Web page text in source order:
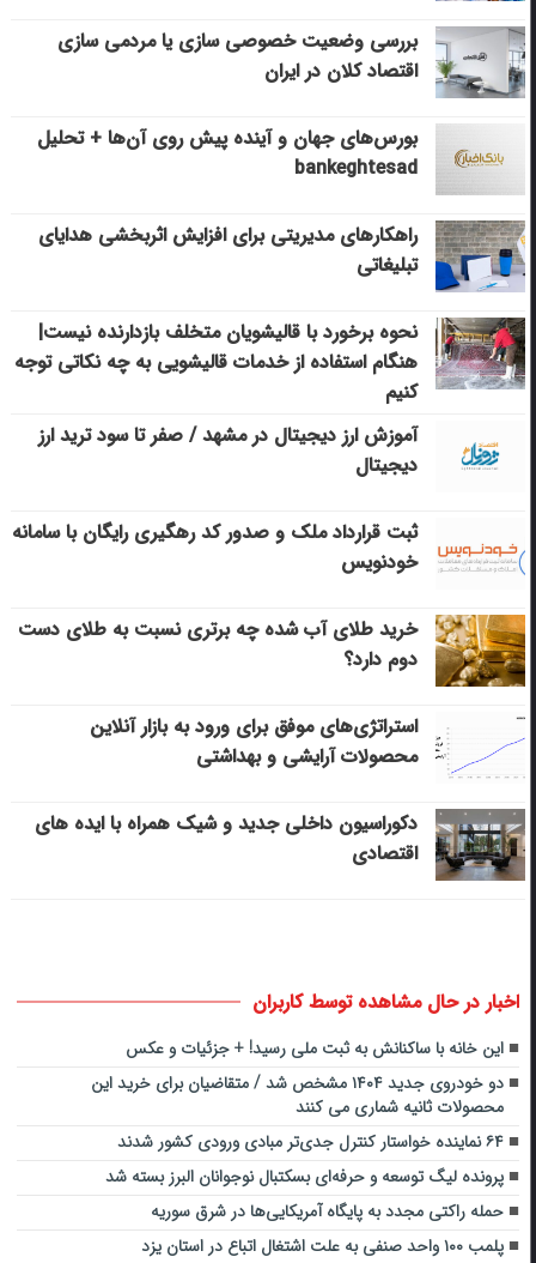
بررسی وضعیت خصوصی سازی یا مردمی سازی
اقتصاد کلان در ایران
بورس‌های جهان و آینده پیش روی آن‌ها + تحلیل
bankeghtesad
راهکارهای مدیریتی برای افزایش اثربخشی هدایای
تبلیغاتی
نحوه برخورد با قالیشویان متخلف بازدارنده نیست|
هنگام استفاده از خدمات قالیشویی به چه نکاتی توجه
کنیم
آموزش ارز دیجیتال در مشهد / صفر تا سود ترید ارز
دیجیتال
ثبت قرارداد ملک و صدور کد رهگیری رایگان با سامانه
خودنویس
خرید طلای آب شده چه برتری نسبت به طلای دست
دوم دارد؟
استراتژی‌های موفق برای ورود به بازار آنلاین
محصولات آرایشی و بهداشتی
دکوراسیون داخلی جدید و شیک همراه با ایده های
اقتصادی
اخبار در حال مشاهده توسط کاربران
این خانه با ساکنانش به ثبت ملی رسید! + جزئیات و عکس
دو خودروی جدید ۱۴۰۴ مشخص شد / متقاضیان برای خرید این
محصولات ثانیه شماری می کنند
۶۴ نماینده خواستار کنترل جدی‌تر مبادی ورودی‌ کشور شدند
پرونده لیگ توسعه و حرفه‌ای بسکتبال نوجوانان البرز بسته شد
حمله راکتی مجدد به پایگاه آمریکایی‌ها در شرق سوریه
پلمب ۱۰۰ واحد صنفی به علت اشتغال اتباع در استان یزد